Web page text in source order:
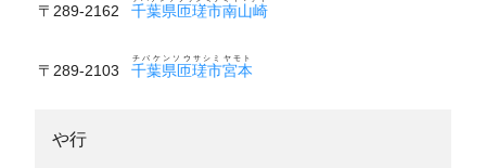
〒289-2162 千葉県匝瑳市南山崎
〒289-2103 千葉県匝瑳市宮本
チバケンソウサシミヤモト
や行